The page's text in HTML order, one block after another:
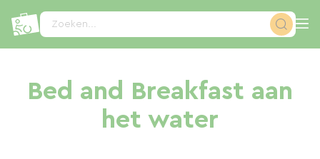
Zoeken...
Bed and Breakfast aan
het water
Cookies beheer paneel